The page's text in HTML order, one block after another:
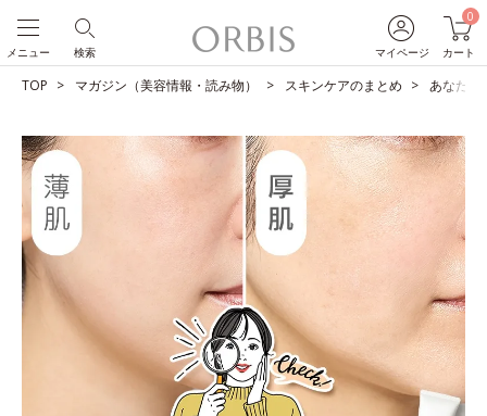
マイページ
0
カート
検索
メニュー
TOP マガジン（美容情報・読み物） スキンケアのまとめ あなたは